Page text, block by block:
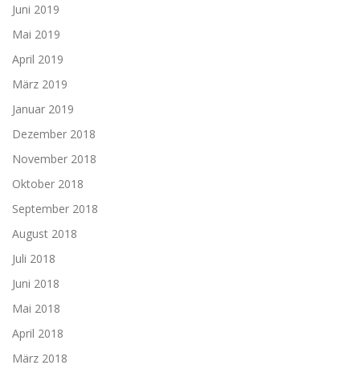
Juni 2019
Mai 2019
April 2019
März 2019
Januar 2019
Dezember 2018
November 2018
Oktober 2018
September 2018
August 2018
Juli 2018
Juni 2018
Mai 2018
April 2018
März 2018